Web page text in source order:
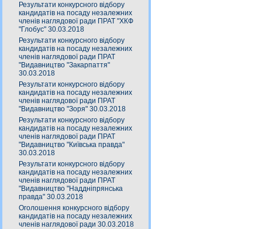
Результати конкурсного відбору
кандидатів на посаду незалежних
членів наглядової ради ПРАТ "ХКФ
"Глобус" 30.03.2018
Результати конкурсного відбору
кандидатів на посаду незалежних
членів наглядової ради ПРАТ
"Видавництво "Закарпаття"
30.03.2018
Результати конкурсного відбору
кандидатів на посаду незалежних
членів наглядової ради ПРАТ
"Видавництво "Зоря" 30.03.2018
Результати конкурсного відбору
кандидатів на посаду незалежних
членів наглядової ради ПРАТ
"Видавництво "Київська правда"
30.03.2018
Результати конкурсного відбору
кандидатів на посаду незалежних
членів наглядової ради ПРАТ
"Видавництво "Наддніпрянська
правда" 30.03.2018
Оголошення конкурсного відбору
кандидатів на посаду незалежних
членів наглядової ради 30.03.2018